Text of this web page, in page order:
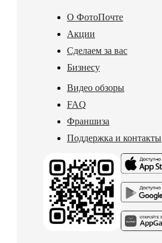
О ФотоПочте
Акции
Сделаем за вас
Бизнесу
Видео обзоры
FAQ
Франшиза
Поддержка и контакты